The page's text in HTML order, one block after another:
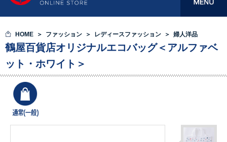
HOME ファッション レディースファッション 婦人洋品
鶴屋百貨店オリジナルエコバッグ＜アルファベ
ット・ホワイト＞